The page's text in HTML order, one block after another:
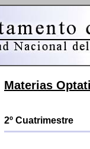
Materias
2º Cuatrimestre